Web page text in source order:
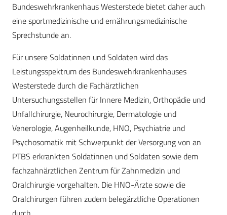
Bundeswehrkrankenhaus Westerstede bietet daher auch
eine sportmedizinische und ernährungsmedizinische
Sprechstunde an.
Für unsere Soldatinnen und Soldaten wird das
Leistungsspektrum des Bundeswehrkrankenhauses
Westerstede durch die Fachärztlichen
Untersuchungsstellen für Innere Medizin, Orthopädie und
Unfallchirurgie, Neurochirurgie, Dermatologie und
Venerologie, Augenheilkunde, HNO, Psychiatrie und
Psychosomatik mit Schwerpunkt der Versorgung von an
PTBS erkrankten Soldatinnen und Soldaten sowie dem
fachzahnärztlichen Zentrum für Zahnmedizin und
Oralchirurgie vorgehalten. Die HNO-Ärzte sowie die
Oralchirurgen führen zudem beleg­ärztliche Operationen